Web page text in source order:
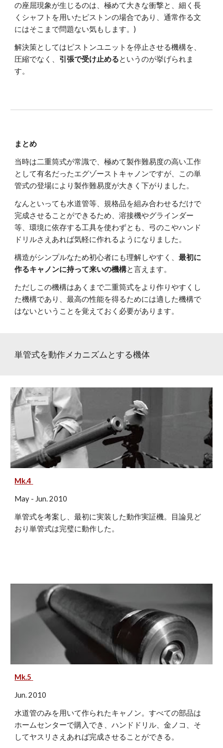
の座屈現象が生じるのは、極めて大きな衝撃と、細く長
くシャフトを用いたピストンの場合であり、通常作る文
にはそこまで問題ない気もします。)
解決策としてはピストンユニットを停止させる機構を、
圧縮でなく、 引張で受け止めるというのが挙げられま
す。
まとめ
当時は二重筒式が常識で、極めて製作難易度の高い工作
として有名だったエグゾーストキャノンですが、この単
管式の登場により製作難易度が大きく下がりました。
なんといっても水道管等、規格品を組み合わせるだけで
完成させることができるため、溶接機やグラインダー
等、環境に依存する工具を使わずとも、弓のこやハンド
ドリルさえあれば気軽に作れるようになりました。
構造がシンプルなため初心者にも理解しやすく、最初に
作るキャノンに持って来いの機構と言えます。
ただしこの機構はあくまで二重筒式をより作りやすくし
た機構であり、最高の性能を得るためには適した機構で
はないということを覚えておく必要があります。
単管式を動作メカニズムとする機体
Mk.4
May - Jun. 2010
単管式を考案し、最初に実装した動作実証機。目論見ど
おり単管式は完璧に動作した。
Mk.5
Jun. 2010
水道管のみを用いて作られたキャノン。すべての部品は
ホームセンターで購入でき、ハンドドリル、金ノコ、そ
してヤスリさえあれば完成させることができる。